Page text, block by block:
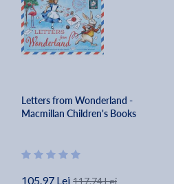
Letters from Wonderland -
Macmillan Children's Books
105.97 Lei 117.74 Lei